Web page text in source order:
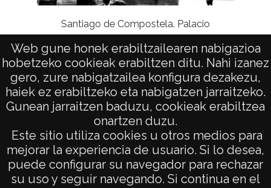
Web gune honek erabiltzailearen nabigazioa
hobetzeko cookieak erabiltzen ditu. Nahi izanez
gero, zure nabigatzailea konfigura dezakezu,
haiek ez erabiltzeko eta nabigatzen jarraitzeko.
Gunean jarraitzen baduzu, cookieak erabiltzea
onartzen duzu.
Este sitio utiliza cookies u otros medios para
mejorar la experiencia de usuario. Si lo desea,
puede configurar su navegador para rechazar
su uso y seguir navegando. Si continua en el
Santiago de Compostela. Palacio
vizcondesa San Alberto
AVISO LEGAL
POLÍTICA DE PRIVACIDAD
ACCESIBILIDAD
ATENCIÓN CIUDADANA